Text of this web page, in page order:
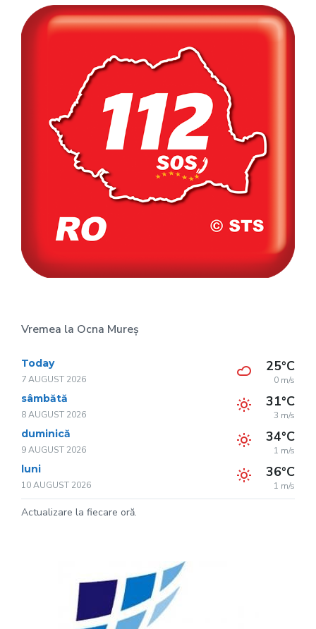
Vremea la Ocna Mureș
Today
7 AUGUST 2026
25°C
0 m/s
sâmbătă
8 AUGUST 2026
31°C
3 m/s
duminică
9 AUGUST 2026
34°C
1 m/s
luni
10 AUGUST 2026
36°C
1 m/s
Actualizare la fiecare oră.